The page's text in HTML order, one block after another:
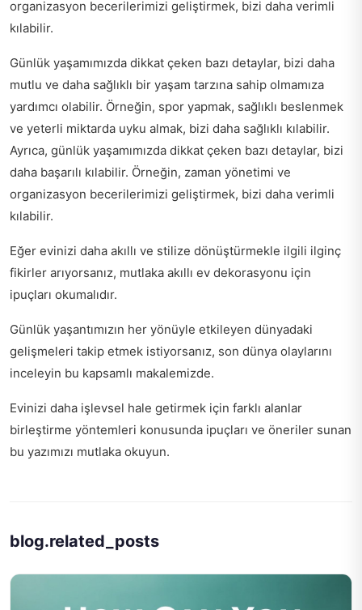
organizasyon becerilerimizi geliştirmek, bizi daha verimli
kılabilir.
Günlük yaşamımızda dikkat çeken bazı detaylar, bizi daha
mutlu ve daha sağlıklı bir yaşam tarzına sahip olmamıza
yardımcı olabilir. Örneğin, spor yapmak, sağlıklı beslenmek
ve yeterli miktarda uyku almak, bizi daha sağlıklı kılabilir.
Ayrıca, günlük yaşamımızda dikkat çeken bazı detaylar, bizi
daha başarılı kılabilir. Örneğin, zaman yönetimi ve
organizasyon becerilerimizi geliştirmek, bizi daha verimli
kılabilir.
Eğer evinizi daha akıllı ve stilize dönüştürmekle ilgili ilginç
fikirler arıyorsanız, mutlaka akıllı ev dekorasyonu için
ipuçları okumalıdır.
Günlük yaşantımızın her yönüyle etkileyen dünyadaki
gelişmeleri takip etmek istiyorsanız, son dünya olaylarını
inceleyin bu kapsamlı makalemizde.
Evinizi daha işlevsel hale getirmek için farklı alanlar
birleştirme yöntemleri konusunda ipuçları ve öneriler sunan
bu yazımızı mutlaka okuyun.
blog.related_posts